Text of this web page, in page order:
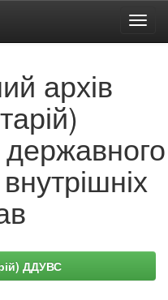
архів
державного
ДДУВС